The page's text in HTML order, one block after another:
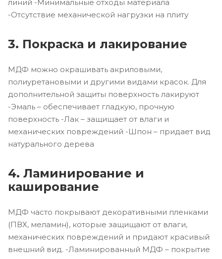
линий -Минимальные отходы материала
-Отсутствие механической нагрузки на плиту
3. Покраска и лакирование
МДФ можно окрашивать акриловыми,
полиуретановыми и другими видами красок. Для
дополнительной защиты поверхность лакируют
-Эмаль – обеспечивает гладкую, прочную
поверхность -Лак – защищает от влаги и
механических повреждений -Шпон – придает вид
натурального дерева
4. Ламинирование и
каширование
МДФ часто покрывают декоративными пленками
(ПВХ, меламин), которые защищают от влаги,
механических повреждений и придают красивый
внешний вид. -Ламинированный МДФ – покрытие